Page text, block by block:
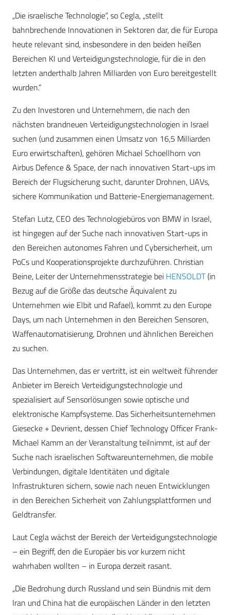
„Die israelische Technologie“, so Cegla, „stellt
bahnbrechende Innovationen in Sektoren dar, die für Europa
heute relevant sind, insbesondere in den beiden heißen
Bereichen KI und Verteidigungstechnologie, für die in den
letzten anderthalb Jahren Milliarden von Euro bereitgestellt
wurden.“
Zu den Investoren und Unternehmern, die nach den
nächsten brandneuen Verteidigungstechnologien in Israel
suchen (und zusammen einen Umsatz von 16,5 Milliarden
Euro erwirtschaften), gehören Michael Schoellhorn von
Airbus Defence & Space, der nach innovativen Start-ups im
Bereich der Flugsicherung sucht, darunter Drohnen, UAVs,
sichere Kommunikation und Batterie-Energiemanagement.
Stefan Lutz, CEO des Technologiebüros von BMW in Israel,
ist hingegen auf der Suche nach innovativen Start-ups in
den Bereichen autonomes Fahren und Cybersicherheit, um
PoCs und Kooperationsprojekte durchzuführen. Christian
Beine, Leiter der Unternehmensstrategie bei HENSOLDT(in
Bezug auf die Größe das deutsche Äquivalent zu
Unternehmen wie Elbit und Rafael), kommt zu den Europe
Days, um nach Unternehmen in den Bereichen Sensoren,
Waffenautomatisierung, Drohnen und ähnlichen Bereichen
zu suchen.
Das Unternehmen, das er vertritt, ist ein weltweit führender
Anbieter im Bereich Verteidigungstechnologie und
spezialisiert auf Sensorlösungen sowie optische und
elektronische Kampfsysteme. Das Sicherheitsunternehmen
Giesecke + Devrient, dessen Chief Technology Officer Frank-
Michael Kamm an der Veranstaltung teilnimmt, ist auf der
Suche nach israelischen Softwareunternehmen, die mobile
Verbindungen, digitale Identitäten und digitale
Infrastrukturen sichern, sowie nach neuen Entwicklungen
in den Bereichen Sicherheit von Zahlungsplattformen und
Geldtransfer.
Laut Cegla wächst der Bereich der Verteidigungstechnologie
– ein Begriff, den die Europäer bis vor kurzem nicht
wahrhaben wollten – in Europa derzeit rasant.
„Die Bedrohung durch Russland und sein Bündnis mit dem
Iran und China hat die europäischen Länder in den letzten